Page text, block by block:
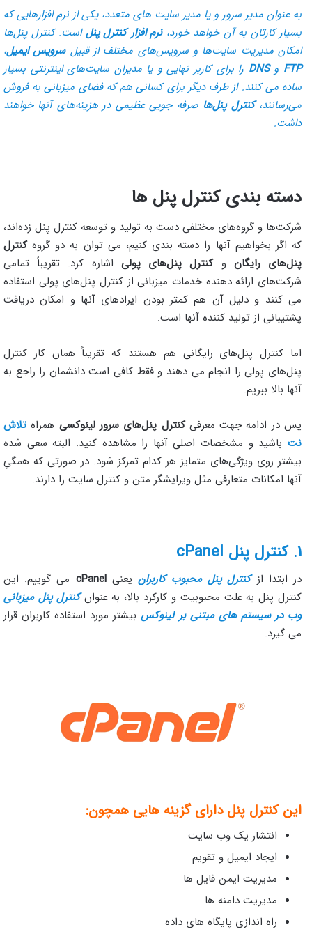
به عنوان مدیر سرور و یا مدیر سایت‌ های متعدد، یکی از نرم افزارهایی که
بسیار کارتان به آن خواهد خورد،نرم افزار کنترل پنلاست. کنترل پنل‌ها
امکان مدیریت سایت‌ها و سرویس‌های مختلف از قبیلسرویس ایمیل،
FTP وDNS را برای کاربر نهایی و یا مدیران سایت‌های اینترنتی بسیار
ساده می‌ کنند. از طرف دیگر برای کسانی هم که فضای میزبانی به فروش
می‌رسانند،کنترل پنل‌ها صرفه جویی عظیمی در هزینه‌های آنها خواهند
داشت.
دسته بندی کنترل پنل ها
شرکت‌ها و گروه‌های مختلفی دست به تولید و توسعه کنترل پنل زده‌اند،
که اگر بخواهیم آنها را دسته بندی کنیم، می‌ توان به دو گروهکنترل
پنل‌های رایگان وکنترل پنل‌های پولی اشاره کرد. تقریباً تمامی
شرکت‌های ارائه دهنده خدمات میزبانی از کنترل پنل‌های پولی استفاده
می‌ کنند و دلیل آن هم کمتر بودن ایرادهای آنها و امکان دریافت
پشتیبانی از تولید کننده آنها است.
اما کنترل پنل‌های رایگانی هم هستند که تقریباً همان کار کنترل
پنل‌های پولی را انجام می‌ دهند و فقط کافی است دانشمان را راجع به
آنها بالا ببریم.
پس در ادامه جهت معرفیکنترل پنل‌های سرور لینوکسی همراه تلاش‌
نت باشید و مشخصات اصلی آنها را مشاهده کنید. البته سعی شده
بیشتر روی ویژگی‌های متمایز هر کدام تمرکز شود. در صورتی که همگیِ
آنها امکانات متعارفی مثل ویرایشگر متن و کنترل سایت را دارند.
۱. کنترل پنل cPanel
در ابتدا ازکنترل پنل محبوب کاربران یعنیcPanel می گوییم. این
کنترل پنل به علت محبوبیت و کارکرد بالا، به عنوانکنترل پنل میزبانی
وب در سیستم های مبتنی بر لینوکسبیشتر مورد استفاده کاربران قرار
می گیرد.
این کنترل پنل دارای گزینه هایی همچون:
انتشار یک وب سایت
ایجاد ایمیل و تقویم
مدیریت ایمن فایل ها
مدیریت دامنه ها
راه اندازی پایگاه های داده